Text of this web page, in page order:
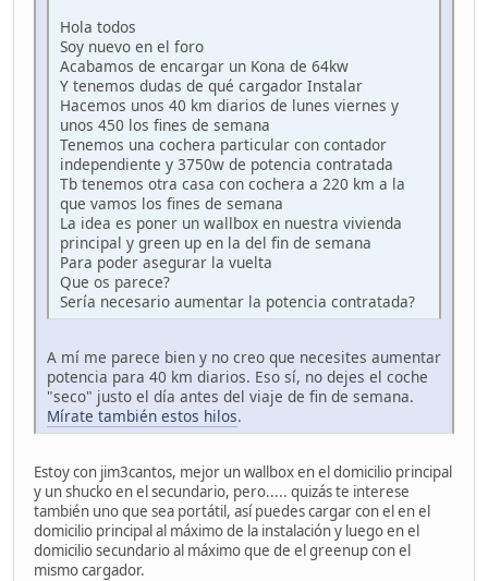
Hola todos
Soy nuevo en el foro
Acabamos de encargar un Kona de 64kw
Y tenemos dudas de qué cargador Instalar
Hacemos unos 40 km diarios de lunes viernes y
unos 450 los fines de semana
Tenemos una cochera particular con contador
independiente y 3750w de potencia contratada
Tb tenemos otra casa con cochera a 220 km a la
que vamos los fines de semana
La idea es poner un wallbox en nuestra vivienda
principal y green up en la del fin de semana
Para poder asegurar la vuelta
Que os parece?
Sería necesario aumentar la potencia contratada?
A mí me parece bien y no creo que necesites aumentar
potencia para 40 km diarios. Eso sí, no dejes el coche
"seco" justo el día antes del viaje de fin de semana.
Mírate también estos hilos.
Estoy con jim3cantos, mejor un wallbox en el domicilio principal
y un shucko en el secundario, pero..... quizás te interese
también uno que sea portátil, así puedes cargar con el en el
domicilio principal al máximo de la instalación y luego en el
domicilio secundario al máximo que de el greenup con el
mismo cargador.